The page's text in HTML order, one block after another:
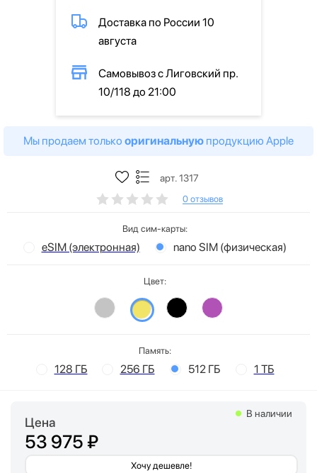
Доставка по России 10
августа
Самовывоз с Лиговский пр.
10/118 до 21:00
Мы продаем только оригинальную продукцию Apple
арт. 1317
0 отзывов
Вид сим-карты:
eSIM (электронная) nano SIM (физическая)
Цвет:
Память:
128 ГБ 256 ГБ 512 ГБ 1 ТБ
Цена
53 975 ₽
Хочу дешевле!
В наличии